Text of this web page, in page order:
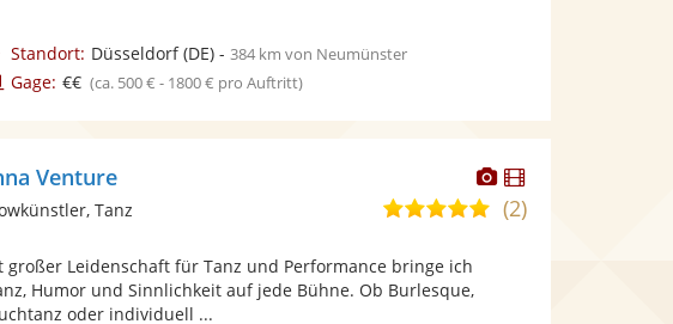
Standort: Düsseldorf(DE)- 384 km von Neumünster
Gage: €€ (ca. 500 € - 1800 € pro Auftritt)
Dieser
Künstler
stellt
Dieser
Künstler
Venture
5,0(2)
Tanz
großer Leidenschaft für Tanz und Performance bringe ich
Humor und Sinnlichkeit auf jede Bühne. Ob Burlesque,
oder individuell ...